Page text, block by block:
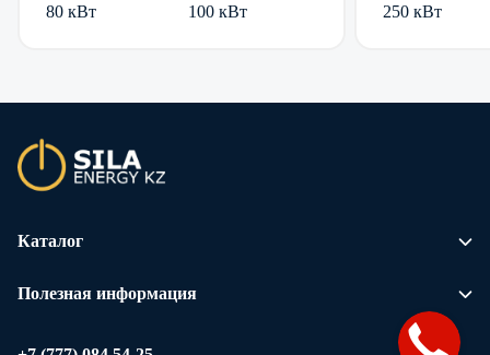
80 кВт
100 кВт
250 кВт
Каталог
Полезная информация